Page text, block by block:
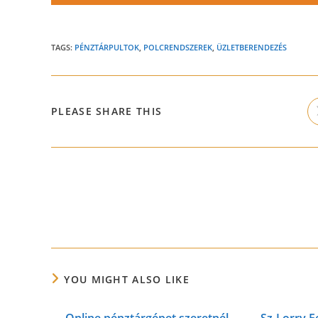
TAGS: PÉNZTÁRPULTOK, POLCRENDSZEREK, ÜZLETBERENDEZÉS
PLEASE SHARE THIS
YOU MIGHT ALSO LIKE